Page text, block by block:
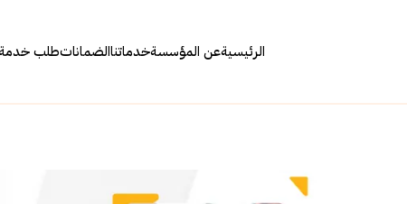
الرئيسيةعن المؤسسةخدماتناالضماناتطلب